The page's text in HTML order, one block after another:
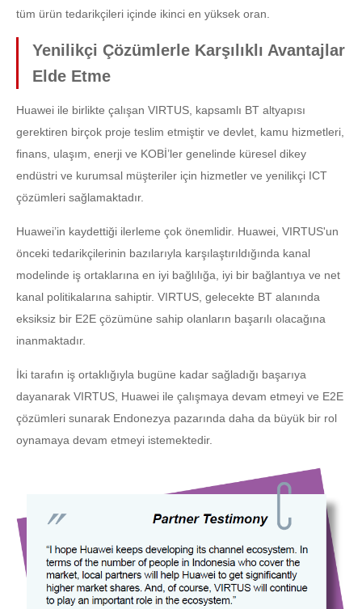
tüm ürün tedarikçileri içinde ikinci en yüksek oran.
Yenilikçi Çözümlerle Karşılıklı Avantajlar
Elde Etme
Huawei ile birlikte çalışan VIRTUS, kapsamlı BT altyapısı
gerektiren birçok proje teslim etmiştir ve devlet, kamu hizmetleri,
finans, ulaşım, enerji ve KOBİ’ler genelinde küresel dikey
endüstri ve kurumsal müşteriler için hizmetler ve yenilikçi ICT
çözümleri sağlamaktadır.
Huawei’in kaydettiği ilerleme çok önemlidir. Huawei, VIRTUS'un
önceki tedarikçilerinin bazılarıyla karşılaştırıldığında kanal
modelinde iş ortaklarına en iyi bağlılığa, iyi bir bağlantıya ve net
kanal politikalarına sahiptir. VIRTUS, gelecekte BT alanında
eksiksiz bir E2E çözümüne sahip olanların başarılı olacağına
inanmaktadır.
İki tarafın iş ortaklığıyla bugüne kadar sağladığı başarıya
dayanarak VIRTUS, Huawei ile çalışmaya devam etmeyi ve E2E
çözümleri sunarak Endonezya pazarında daha da büyük bir rol
oynamaya devam etmeyi istemektedir.